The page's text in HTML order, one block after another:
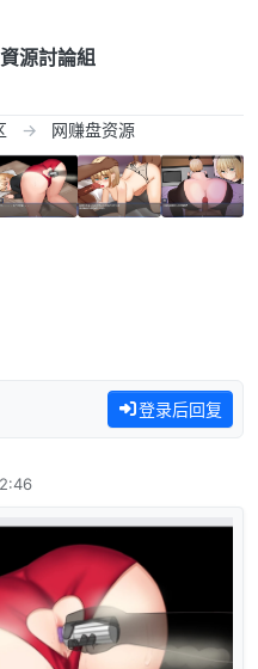
源討論組
网赚盘资源
登录后回复